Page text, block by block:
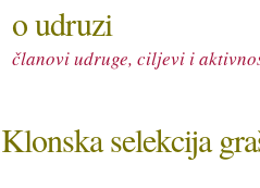
o udruzi
članovi udruge, ciljevi i
Klonska selekcija